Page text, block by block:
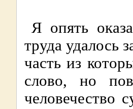
Я опять
труда удалось
часть из
слово, но
человечество